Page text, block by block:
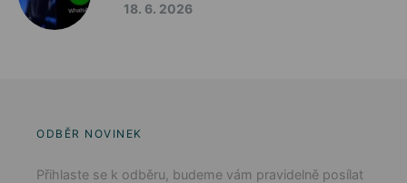
18. 6. 2026
ODBĚR NOVINEK
Přihlaste se k odběru, budeme vám pravidelně posílat